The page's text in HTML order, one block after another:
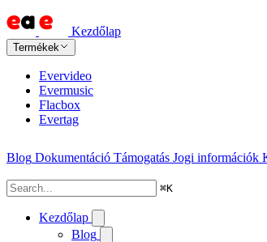
Kezdőlap
Termékek
Evervideo
Evermusic
Flacbox
Evertag
Blog Dokumentáció Támogatás Jogi információk
⌘K
Kezdőlap
Blog